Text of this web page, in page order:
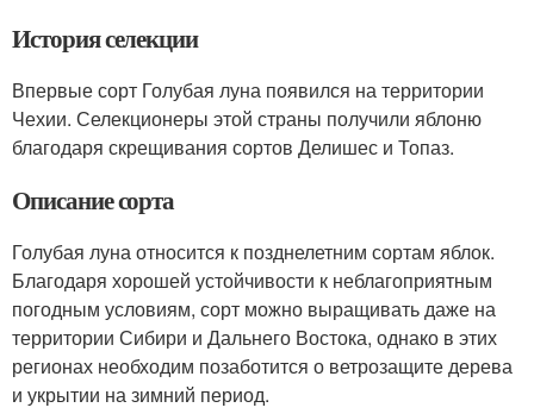
История селекции
Впервые сорт Голубая луна появился на территории
Чехии. Селекционеры этой страны получили яблоню
благодаря скрещивания сортов Делишес и Топаз.
Описание сорта
Голубая луна относится к позднелетним сортам яблок.
Благодаря хорошей устойчивости к неблагоприятным
погодным условиям, сорт можно выращивать даже на
территории Сибири и Дальнего Востока, однако в этих
регионах необходим позаботится о ветрозащите дерева
и укрытии на зимний период.